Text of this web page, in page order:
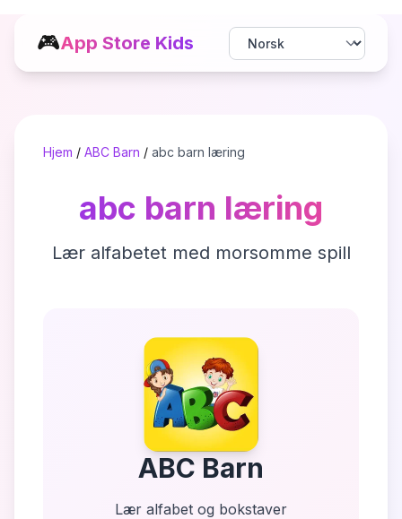
🎮App Store Kids
Hjem / ABC Barn / abc barn læring
abc barn læring
Lær alfabetet med morsomme spill
ABC Barn
Lær alfabet og bokstaver